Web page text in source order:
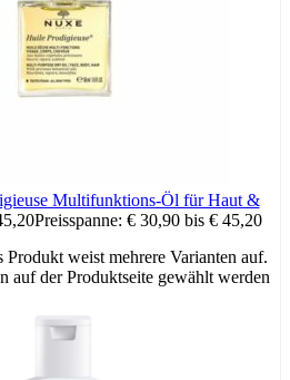
Multifunktions-Öl für Haut &
Preisspanne: € 30,90 bis € 45,20
Produkt weist mehrere Varianten auf.
auf der Produktseite gewählt werden